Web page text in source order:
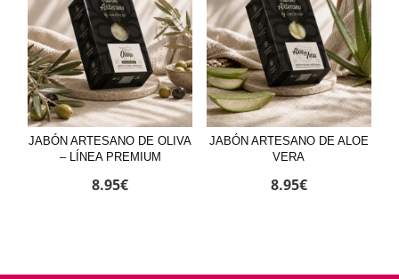
JABÓN ARTESANO DE OLIVA
– LÍNEA PREMIUM
8.95€
JABÓN ARTESANO DE ALOE
VERA
8.95€